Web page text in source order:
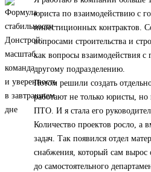
юриста по взаимодействию с
инвестиционных контрактов.
вопросами строительства и
как вопросы взаимодействия
другому подразделению.
Потом решили создать
работают не только юристы,
ПТО. И я стала его
Количество проектов росло, а
задач. Так появился отдел
снабжения, который сам вырос
до самостоятельного